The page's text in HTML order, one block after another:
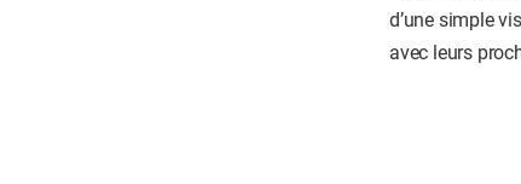
d’une simple
avec leurs